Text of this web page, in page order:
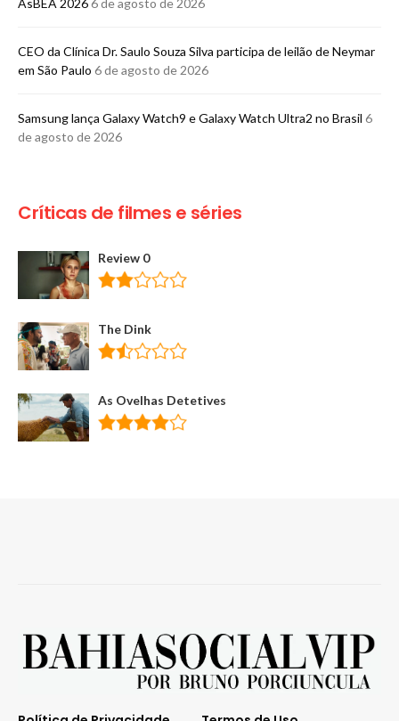
AsBEA 20266 de agosto de 2026
CEO da Clínica Dr. Saulo Souza Silva participa de leilão de Neymar
em São Paulo 6 de agosto de 2026
Samsung lança Galaxy Watch9 e Galaxy Watch Ultra2 no Brasil 6
de agosto de 2026
Críticas de filmes e séries
Review 0
The Dink
As Ovelhas Detetives